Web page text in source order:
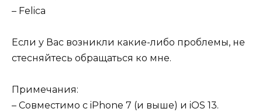
– Felica
Если у Вас возникли какие-либо проблемы, не
стесняйтесь обращаться ко мне.
Примечания:
– Совместимо с iPhone 7 (и выше) и iOS 13.